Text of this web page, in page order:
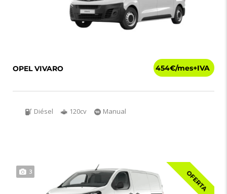
454€
OPEL VIVARO
Diésel 120cv Manual
OFERTA
3